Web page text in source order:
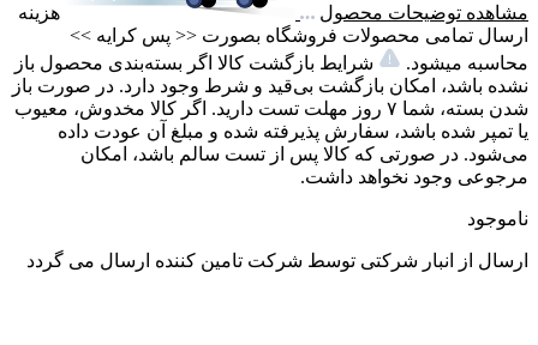
مشاهده توضیحات محصول
هزینه
ارسال تمامی محصولات فروشگاه بصورت << پس کرایه >>
محاسبه میشود.
شرایط بازگشت کالا اگر بسته‌بندی محصول باز
نشده باشد، امکان بازگشت بی‌قید و شرط وجود دارد. در صورت باز
شدن بسته، شما ۷ روز مهلت تست دارید. اگر کالا مخدوش، معیوب
یا تمپر شده باشد، سفارش پذیرفته شده و مبلغ آن عودت داده
می‌شود. در صورتی که کالا پس از تست سالم باشد، امکان
مرجوعی وجود نخواهد داشت.
ناموجود
ارسال از انبار شرکتی توسط شرکت تامین کننده ارسال می گردد